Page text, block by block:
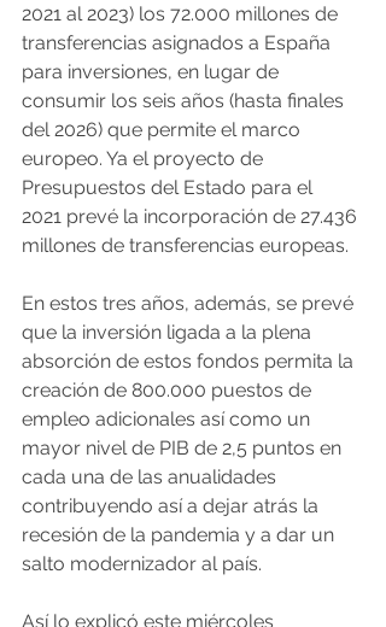
2021 al 2023) los 72.000 millones de
transferencias asignados a España
para inversiones, en lugar de
consumir los seis años (hasta finales
del 2026) que permite el marco
europeo. Ya el proyecto de
Presupuestos del Estado para el
2021 prevé la incorporación de 27.436
millones de transferencias europeas.
En estos tres años, además, se prevé
que la inversión ligada a la plena
absorción de estos fondos permita la
creación de 800.000 puestos de
empleo adicionales así como un
mayor nivel de PIB de 2,5 puntos en
cada una de las anualidades
contribuyendo así a dejar atrás la
recesión de la pandemia y a dar un
salto modernizador al país.
Así lo explicó este miércoles